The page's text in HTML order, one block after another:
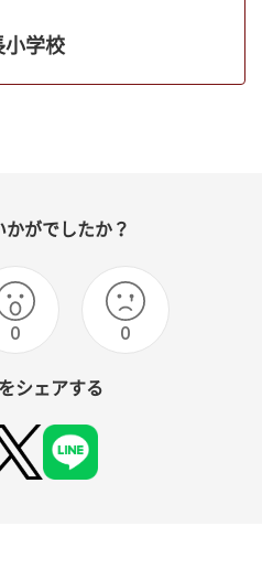
小学校
かがでしたか？
0 0
シェアする